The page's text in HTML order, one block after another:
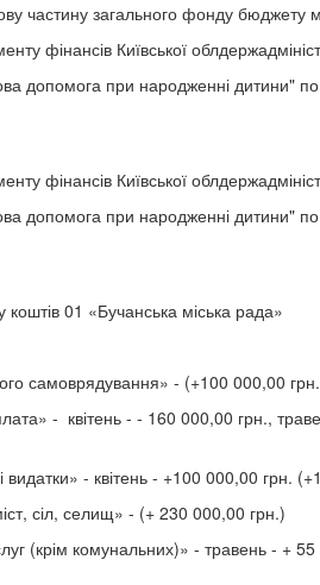
частину загального фонду бюджету
фінансів Київської
допомога при народженні дитини"
фінансів Київської
допомога при народженні дитини"
01 «Бучанська міська рада»
самоврядування» - (+100 000,00
- квітень - - 160 000,00 грн.,
- квітень - +100 000,00 грн.
сіл, селищ» - (+ 230 000,00 грн.)
(крім комунальних)» - травень - +